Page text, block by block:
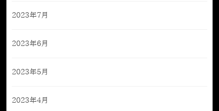
2023年7月
2023年6月
2023年5月
2023年4月